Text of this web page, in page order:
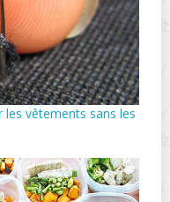
vêtements sans les